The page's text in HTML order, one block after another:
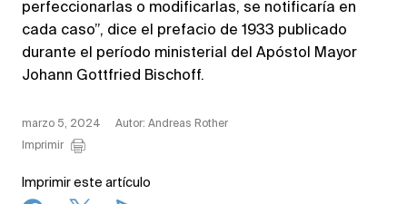
perfeccionarlas o modificarlas, se notificaría en
cada caso”, dice el prefacio de 1933 publicado
durante el período ministerial del Apóstol Mayor
Johann Gottfried Bischoff.
marzo 5, 2024
Autor: Andreas Rother
Imprimir
Imprimir este artículo